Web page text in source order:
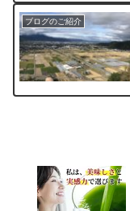
ブログのご紹介